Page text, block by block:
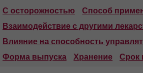
С осторожностью
Способ
Взаимодействие с другими
Влияние на способность
Форма выпуска
Хранение Срок